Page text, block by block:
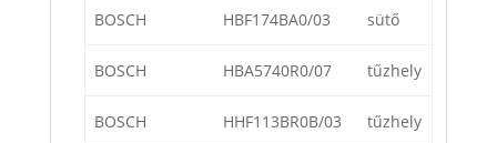
BOSCH HBF174BA0/03 sütő
BOSCH HBA5740R0/07 tűzhely
BOSCH HHF113BR0B/03 tűzhely